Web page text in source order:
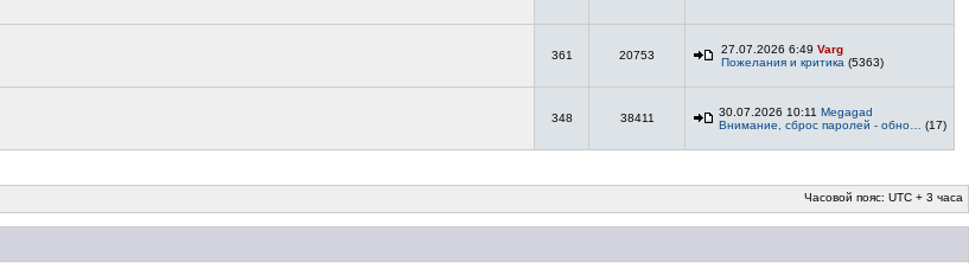
361 20753 27.07.2026 6:49 Varg
Пожелания и критика (5363)
348 38411 30.07.2026 10:11 Megagad
Внимание, сброс паролей - обно…
(17)
Часовой пояс: UTC + 3 часа